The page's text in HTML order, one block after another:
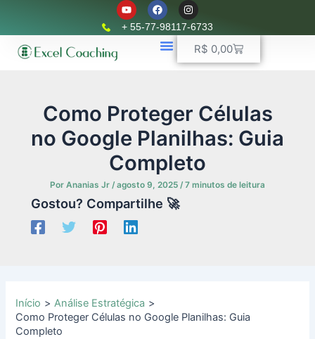
conteúdo
Y
o
u
t
F
a
c
e
b
o
I
n
s
t
r
+ 55-77-98117-6733
R$ 0,00Carrinho
Como Proteger Células
no Google Planilhas: Guia
Completo
Por Ananias Jr /agosto 9, 2025 /7 minutos de leitura
Gostou? Compartilhe 🚀
Início
Análise Estratégica
Como Proteger Células no Google Planilhas: Guia
Completo